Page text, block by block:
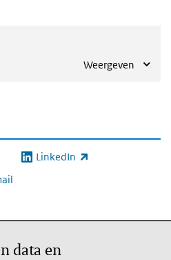
Weergeven
link) LinkedIn
(externe link)
data en